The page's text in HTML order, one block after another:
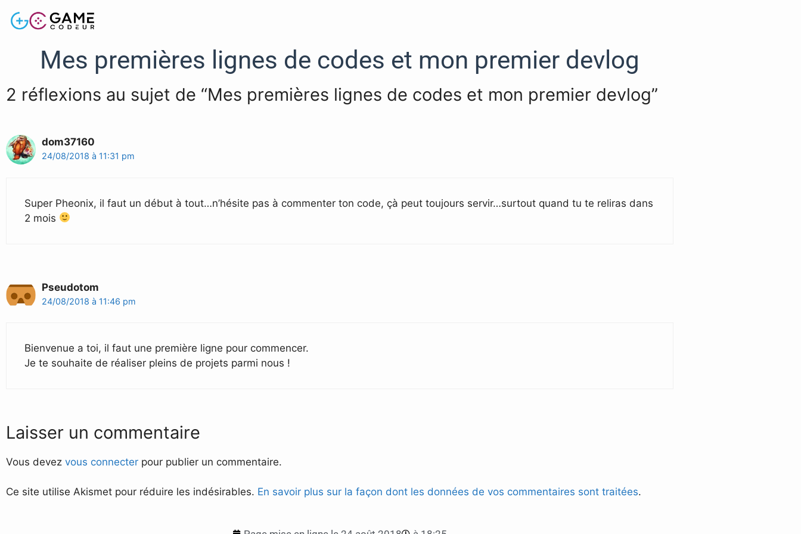
Mes premières lignes de codes et mon premier devlog
2 réflexions au sujet de “Mes premières lignes de codes et mon premier devlog”
dom37160
24/08/2018 à 11:31 pm
Super Pheonix, il faut un début à tout…n’hésite pas à commenter ton code, çà peut toujours servir…surtout quand tu te reliras dans
2 mois
Pseudotom
24/08/2018 à 11:46 pm
Bienvenue a toi, il faut une première ligne pour commencer.
Je te souhaite de réaliser pleins de projets parmi nous !
Laisser un commentaire
Vous devez vous connecter pour publier un commentaire.
Ce site utilise Akismet pour réduire les indésirables. En savoir plus sur la façon dont les données de vos commentaires sont traitées.